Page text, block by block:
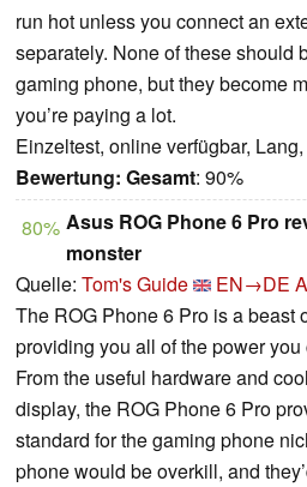
run hot unless you connect an
separately. None of these should
gaming phone, but they become
you’re paying a lot.
Einzeltest, online verfügbar,
Bewertung: Gesamt: 90%
80% Asus ROG Phone 6 Pro
monster
Quelle: Tom's Guide EN→DE
The ROG Phone 6 Pro is a beast
providing you all of the power
From the useful hardware and
display, the ROG Phone 6 Pro
standard for the gaming phone
phone would be overkill, and